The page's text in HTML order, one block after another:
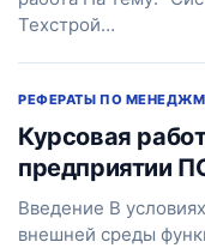
Техстрой…
РЕФЕРАТЫ ПО
Курсовая
предприятии
Введение В
внешней среды